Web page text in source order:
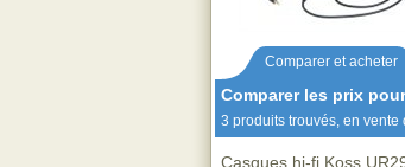
Comparer et acheter
Comparer les prix
3 produits trouvés, en
Casques hi-fi Koss